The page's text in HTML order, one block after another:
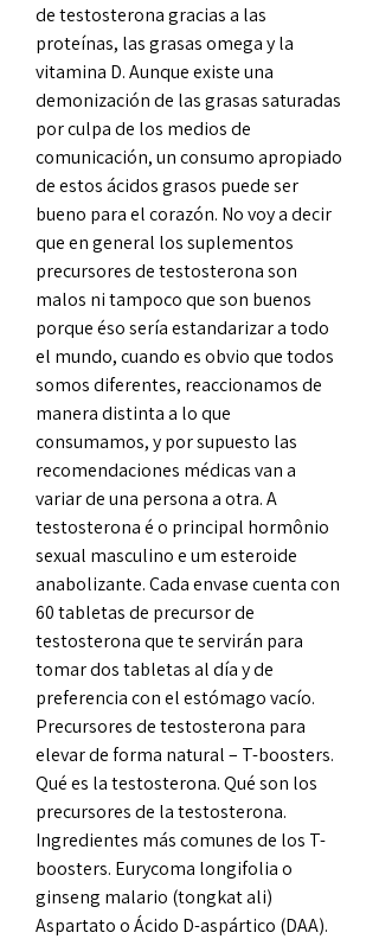
de testosterona gracias a las
proteínas, las grasas omega y la
vitamina D. Aunque existe una
demonización de las grasas saturadas
por culpa de los medios de
comunicación, un consumo apropiado
de estos ácidos grasos puede ser
bueno para el corazón. No voy a decir
que en general los suplementos
precursores de testosterona son
malos ni tampoco que son buenos
porque éso sería estandarizar a todo
el mundo, cuando es obvio que todos
somos diferentes, reaccionamos de
manera distinta a lo que
consumamos, y por supuesto las
recomendaciones médicas van a
variar de una persona a otra. A
testosterona é o principal hormônio
sexual masculino e um esteroide
anabolizante. Cada envase cuenta con
60 tabletas de precursor de
testosterona que te servirán para
tomar dos tabletas al día y de
preferencia con el estómago vacío.
Precursores de testosterona para
elevar de forma natural – T-boosters.
Qué es la testosterona. Qué son los
precursores de la testosterona.
Ingredientes más comunes de los T-
boosters. Eurycoma longifolia o
ginseng malario (tongkat ali)
Aspartato o Ácido D-aspártico (DAA).